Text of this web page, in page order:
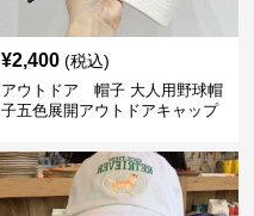
¥2,400 (税込)
アウトドア 帽子 大人用野球帽
子五色展開アウトドアキャップ